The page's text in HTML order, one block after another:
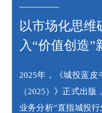
以市场化思维
入“价值创造”
2025年，《城投蓝
（2025）》正式出
业务分析”直指城投